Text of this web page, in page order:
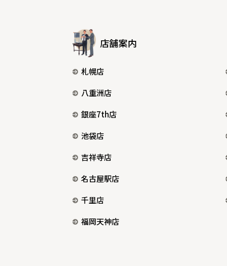
店舗案内
札幌店
八重洲店
銀座7th店
池袋店
吉祥寺店
名古屋駅店
千里店
福岡天神店